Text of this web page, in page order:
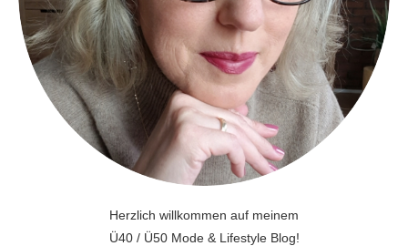
Herzlich willkommen auf meinem
Ü40 / Ü50 Mode & Lifestyle Blog!